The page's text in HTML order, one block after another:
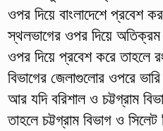
ওপর দিয়ে বাংলাদেশে প্রবেশ
স্থলভাগের ওপর দিয়ে অতিক্রম
ওপর দিয়ে প্রবেশ করে তাহলে
বিভাগের জেলাগুলোর ওপরে ভারি
আর যদি বরিশাল ও চট্টগ্রাম
তাহলে চট্টগ্রাম বিভাগ ও